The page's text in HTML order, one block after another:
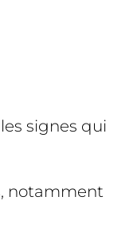
signes qui
notamment